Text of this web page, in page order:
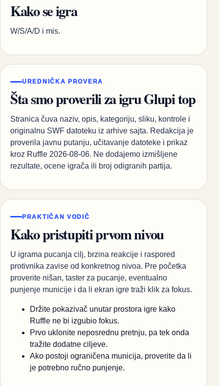
Kako se igra
W/S/A/D i mis.
UREDNIČKA PROVERA
Šta smo proverili za igru Glupi top
Stranica čuva naziv, opis, kategoriju, sliku, kontrole i
originalnu SWF datoteku iz arhive sajta. Redakcija je
proverila javnu putanju, učitavanje datoteke i prikaz
kroz Ruffle 2026-08-06. Ne dodajemo izmišljene
rezultate, ocene igrača ili broj odigranih partija.
PRAKTIČAN VODIČ
Kako pristupiti prvom nivou
U igrama pucanja cilj, brzina reakcije i raspored
protivnika zavise od konkretnog nivoa. Pre početka
proverite nišan, taster za pucanje, eventualno
punjenje municije i da li ekran igre traži klik za fokus.
Držite pokazivač unutar prostora igre kako
Ruffle ne bi izgubio fokus.
Prvo uklonite neposrednu pretnju, pa tek onda
tražite dodatne ciljeve.
Ako postoji ograničena municija, proverite da li
je potrebno ručno punjenje.